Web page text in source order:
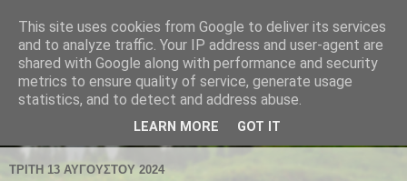
ΤΡΊΤΗ 13 ΑΥΓΟΎΣΤΟΥ 2024
This site uses cookies from Google to deliver its services
and to analyze traffic. Your IP address and user-agent are
shared with Google along with performance and security
metrics to ensure quality of service, generate usage
statistics, and to detect and address abuse.
LEARN MORE GOT IT